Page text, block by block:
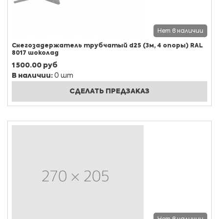
Нет в наличии
Снегозадержатель трубчатый d25 (3м, 4 опоры) RAL
8017 шоколад
1 500.00 руб
В наличии: 0 шт
СДЕЛАТЬ ПРЕДЗАКАЗ